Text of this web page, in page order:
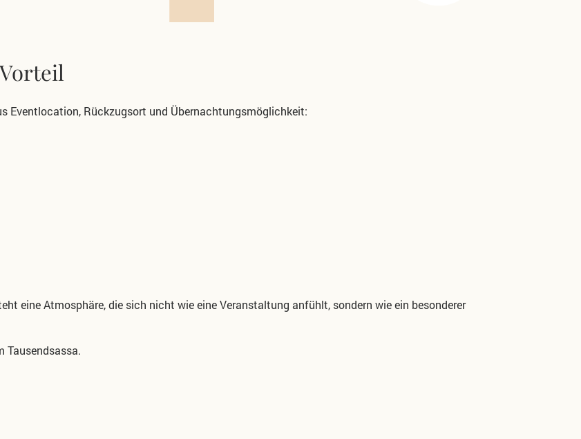
Eventlocation, Rückzugsort und Übernachtungsmöglichkeit:
eine Atmosphäre, die sich nicht wie eineVeranstaltung anfühlt, sondern wie ein besonderer
Tausendsassa.